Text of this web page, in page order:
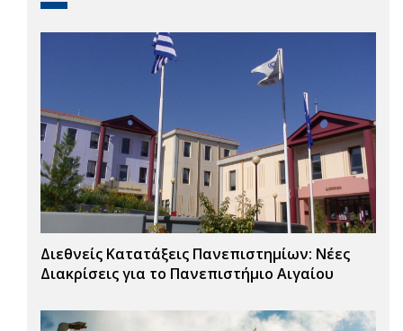
Διεθνείς Κατατάξεις Πανεπιστημίων: Νέες
Διακρίσεις για το Πανεπιστήμιο Αιγαίου